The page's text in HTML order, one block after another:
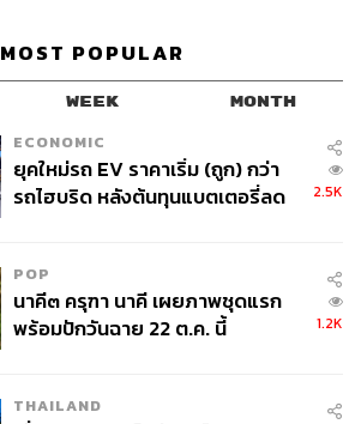
MOST POPULAR
WEEK MONTH
ECONOMIC
ยุคใหม่รถ EV ราคาเริ่ม (ถูก) กว่า
รถไฮบริด หลังต้นทุนแบตเตอรี่ลด
2.5K
POP
นาคี๓ ครุฑา นาคี เผยภาพชุดแรก
พร้อมปักวันฉาย 22 ต.ค. นี้
1.2K
THAILAND